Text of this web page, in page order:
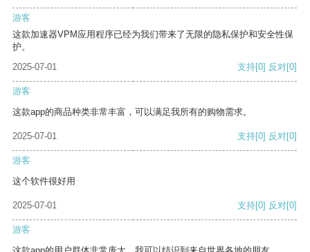
游客
这款加速器VPM应用程序已经为我们带来了无限的隐私保护和安全性保
护。
2025-07-01
支持[0] 反对[0]
游客
这款app的商品种类非常丰富，可以满足我所有的购物需求。
2025-07-01 支持[0] 反对[0]
游客
这个软件很好用
2025-07-01 支持[0] 反对[0]
游客